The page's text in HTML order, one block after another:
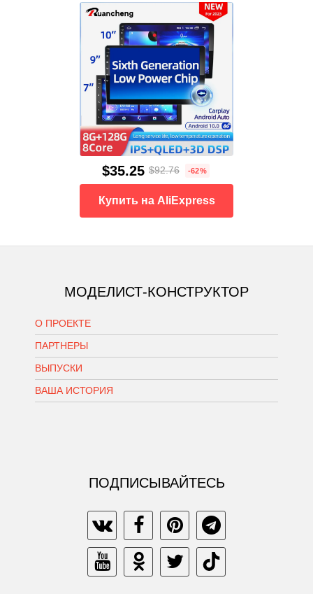
$35.25 $92.76 -62%
Купить на AliExpress
МОДЕЛИСТ-КОНСТРУКТОР
О ПРОЕКТЕ
ПАРТНЕРЫ
ВЫПУСКИ
ВАША ИСТОРИЯ
ПОДПИСЫВАЙТЕСЬ